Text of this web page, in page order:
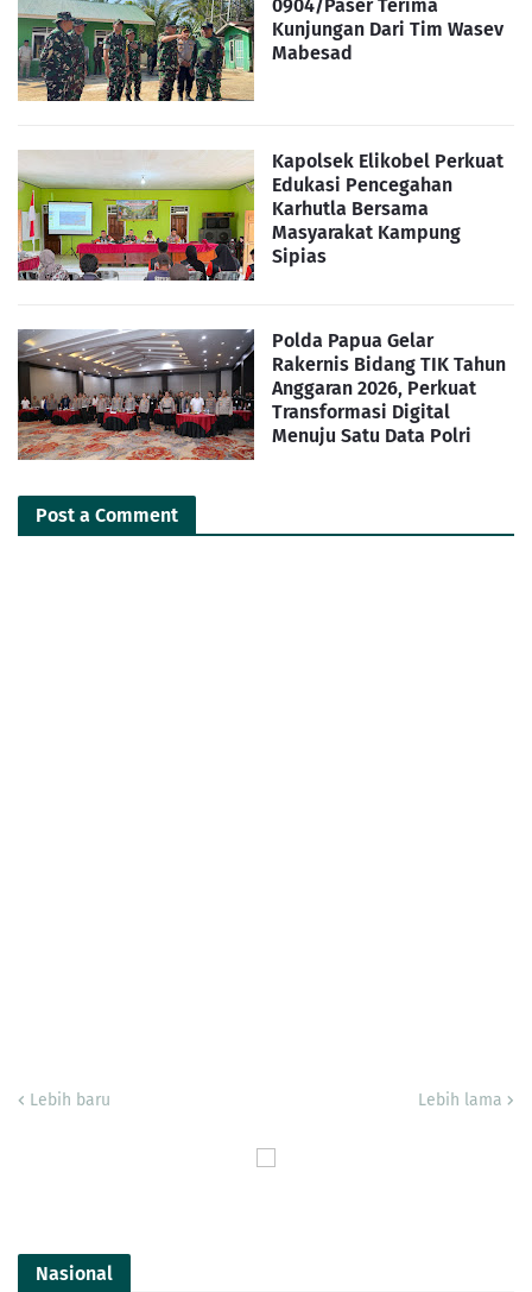
0904/Paser Terima
Kunjungan Dari Tim Wasev
Mabesad
Kapolsek Elikobel Perkuat
Edukasi Pencegahan
Karhutla Bersama
Masyarakat Kampung
Sipias
Polda Papua Gelar
Rakernis Bidang TIK Tahun
Anggaran 2026, Perkuat
Transformasi Digital
Menuju Satu Data Polri
Post a Comment
Lebih baru Lebih lama
Nasional